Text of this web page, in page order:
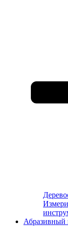
Абразивный